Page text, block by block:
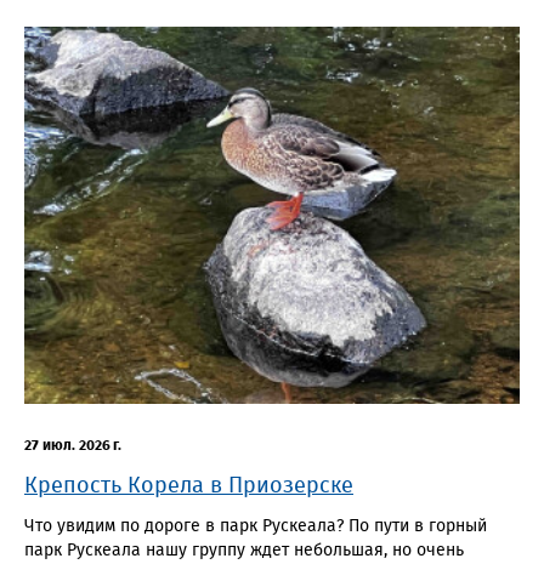
27 июл. 2026 г.
Крепость Корела в Приозерске
Что увидим по дороге в парк Рускеала? По пути в горный
парк Рускеала нашу группу ждет небольшая, но очень